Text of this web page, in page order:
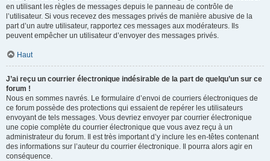
en utilisant les règles de messages depuis le panneau de contrôle de
l’utilisateur. Si vous recevez des messages privés de manière abusive de la
part d’un autre utilisateur, rapportez ces messages aux modérateurs. Ils
peuvent empêcher un utilisateur d’envoyer des messages privés.
Haut
J’ai reçu un courrier électronique indésirable de la part de quelqu’un sur ce
forum !
Nous en sommes navrés. Le formulaire d’envoi de courriers électroniques de
ce forum possède des protections qui essaient de repérer les utilisateurs
envoyant de tels messages. Vous devriez envoyer par courrier électronique
une copie complète du courrier électronique que vous avez reçu à un
administrateur du forum. Il est très important d’y inclure les en-têtes contenant
des informations sur l’auteur du courrier électronique. Il pourra alors agir en
conséquence.